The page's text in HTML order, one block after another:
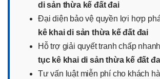
di sản thừa kế đất đai
Đại diện bảo vệ quyền lợi hợp
kê khai di sản thừa kế đất đai
Hỗ trợ giải quyết tranh chấp
tục kê khai di sản thừa kế đất
Tư vấn luật miễn phí cho khách